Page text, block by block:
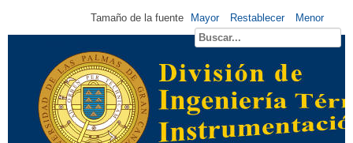
Tamaño de la fuente Mayor Restablecer Menor